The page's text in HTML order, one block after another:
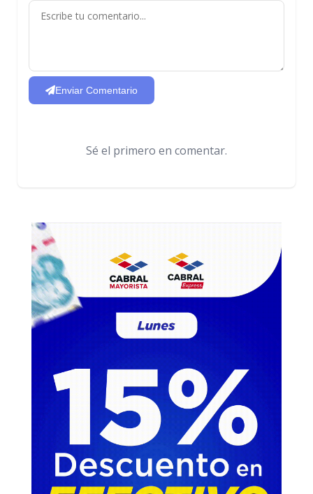
Enviar Comentario
Sé el primero en comentar.